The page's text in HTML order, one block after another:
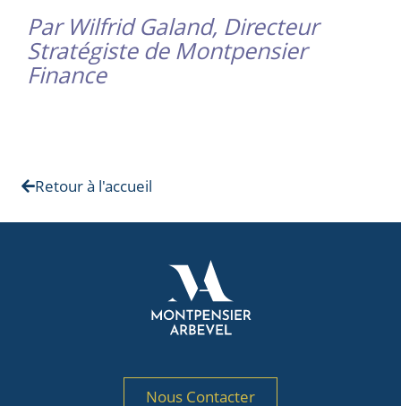
Par Wilfrid Galand, Directeur
Stratégiste de Montpensier
Finance
Retour à l'accueil
Nous Contacter